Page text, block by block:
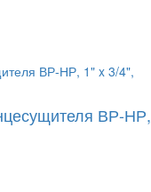
ВР-НР,